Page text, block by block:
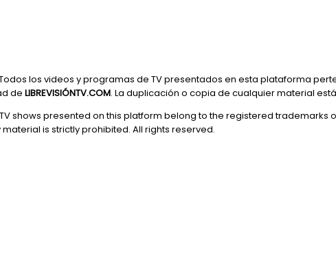
los videos y programas de TV presentados en esta plataforma
de LIBREVISIÓNTV.COM. La duplicación o copia de cualquier material
shows presented on this platform belong to the registered
is strictly prohibited. All rights reserved.